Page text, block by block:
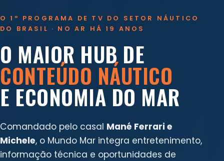
O 1º PROGRAMA DE TV DO SETOR NÁUTICO
DO BRASIL · NO AR HÁ 19 ANOS
O MAIOR HUB DE
CONTEÚDO NÁUTICO
E ECONOMIA DO MAR
Comandado pelo casal Mané Ferrari e
Michele, o Mundo Mar integra entretenimento,
informação técnica e oportunidades de